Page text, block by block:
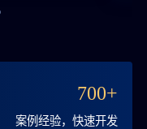
700+
案例经验，快速开发